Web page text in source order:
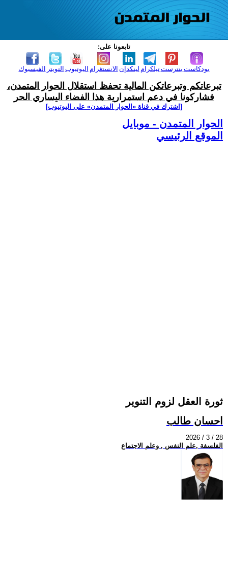
تابعونا على:
الفيسبوك التويتر اليوتيوب الانستغرام لينكدإن تيلكرامبنترست بودكاست
تبرعاتكم وتبرعاتكن المالية تحفظ استقلال الحوار المتمدن،
فشاركونا في دعم استمرارية هذا الفضاء اليساري الحر
[اشترك في قناة ‫«الحوار المتمدن» على اليوتيوب]
الحوار المتمدن - موبايل
الموقع الرئيسي
ثورة العقل لزوم التنوير
احسان طالب
2026 / 3 / 28
الفلسفة ,علم النفس , وعلم الاجتماع